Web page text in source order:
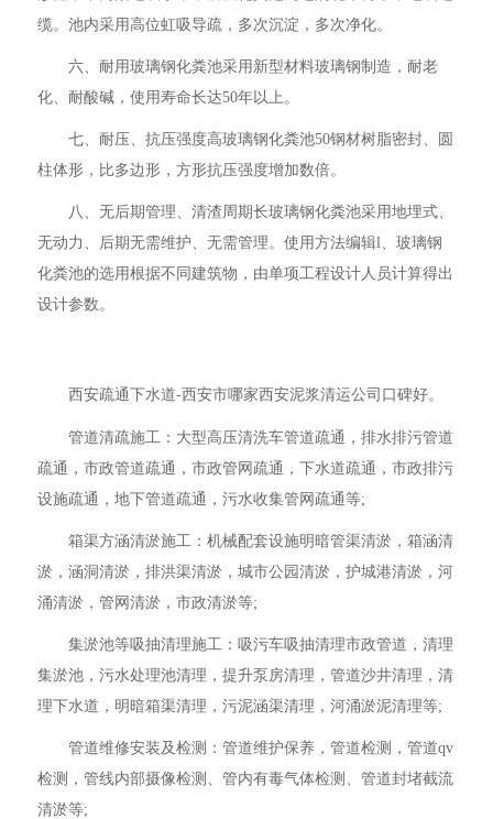
缆。池内采用高位虹吸导疏，多次沉淀，多次净化。
六、耐用玻璃钢化粪池采用新型材料玻璃钢制造，耐老
化、耐酸碱，使用寿命长达50年以上。
七、耐压、抗压强度高玻璃钢化粪池50钢材树脂密封、圆
柱体形，比多边形，方形抗压强度增加数倍。
八、无后期管理、清渣周期长玻璃钢化粪池采用地埋式、
无动力、后期无需维护、无需管理。使用方法编辑l、玻璃钢
化粪池的选用根据不同建筑物，由单项工程设计人员计算得出
设计参数。
西安疏通下水道-西安市哪家西安泥浆清运公司口碑好。
管道清疏施工：大型高压清洗车管道疏通，排水排污管道
疏通，市政管道疏通，市政管网疏通，下水道疏通，市政排污
设施疏通，地下管道疏通，污水收集管网疏通等;
箱渠方涵清淤施工：机械配套设施明暗管渠清淤，箱涵清
淤，涵洞清淤，排洪渠清淤，城市公园清淤，护城港清淤，河
涌清淤，管网清淤，市政清淤等;
集淤池等吸抽清理施工：吸污车吸抽清理市政管道，清理
集淤池，污水处理池清理，提升泵房清理，管道沙井清理，清
理下水道，明暗箱渠清理，污泥涵渠清理，河涌淤泥清理等;
管道维修安装及检测：管道维护保养，管道检测，管道qv
检测，管线内部摄像检测、管内有毒气体检测、管道封堵截流
清淤等;